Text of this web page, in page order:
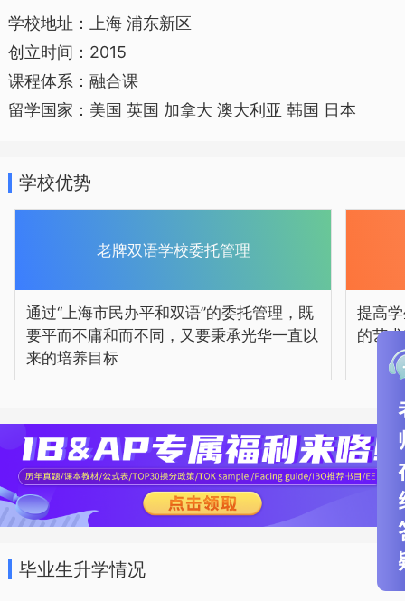
队等多种形式上给学生丰富的体验，走博
雅教育路线，每个孩子在每个子项上都有
自己的专修，在充分体验的基础上逐步找
学校地址：上海 浦东新区
创立时间：2015
课程体系：融合课
留学国家：美国 英国 加拿大 澳大利亚 韩国 日本
学校优势
老牌双语学校委托管理
通过“上海市民办平和双语”的委托管理，既
要平而不庸和而不同，又要秉承光华一直以
来的培养目标
提高
的艺
毕业生升学情况